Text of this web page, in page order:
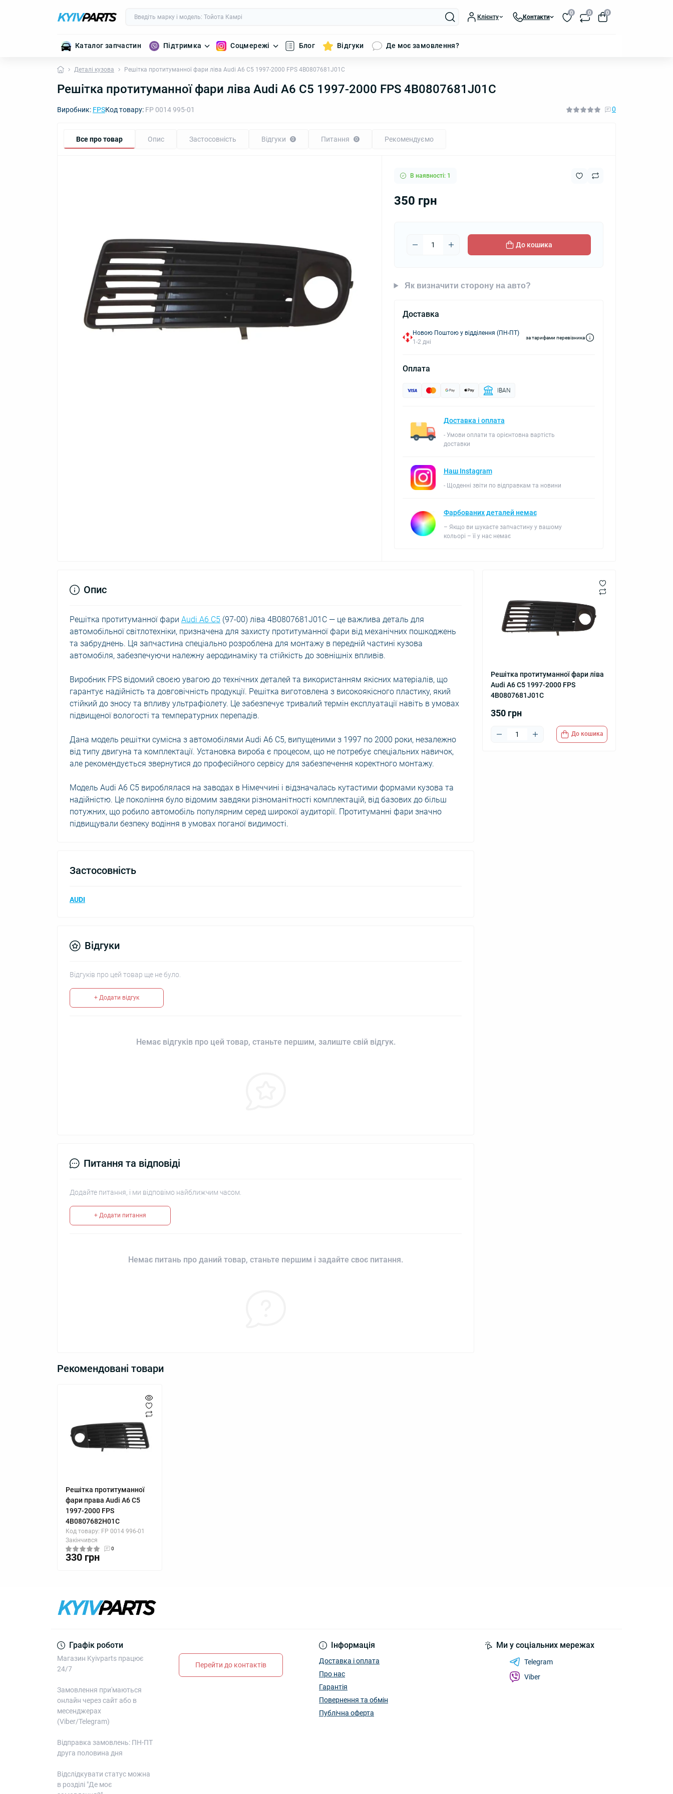
Клієнту Контакти
0 0 0
Каталог запчастин Підтримка Соцмережі Блог Відгуки Де моє замовлення?
Деталі кузова Решітка протитуманної фари ліва Audi A6 C5 1997-2000 FPS 4B0807681J01C
Решітка протитуманної фари ліва Audi A6 C5 1997-2000 FPS 4B0807681J01C
Виробник: FPSКод товару: FP 0014 995-01 0
Все про товар Опис Застосовність Відгуки 0 Питання 0 Рекомендуємо
В наявності: 1
350 грн
До кошика
Як визначити сторону на авто?
Доставка
Новою Поштою у відділення (ПН-ПТ)
1-2 дні
за тарифами перевізника
Оплата
IBAN
Доставка і оплата
- Умови оплати та орієнтовна вартість
доставки
Наш Instagram
- Щоденні звіти по відправкам та новини
Фарбованих деталей немає
– Якщо ви шукаєте запчастину у вашому
кольорі – її у нас немає
Решітка протитуманної фари ліва
Audi A6 C5 1997-2000 FPS
4B0807681J01C
350 грн
До кошика
Опис
Решітка протитуманної фари Audi A6 C5 (97-00) ліва 4B0807681J01C — це важлива деталь для
автомобільної світлотехніки, призначена для захисту протитуманної фари від механічних пошкоджень
та забруднень. Ця запчастина спеціально розроблена для монтажу в передній частині кузова
автомобіля, забезпечуючи належну аеродинаміку та стійкість до зовнішніх впливів.
Виробник FPS відомий своєю увагою до технічних деталей та використанням якісних матеріалів, що
гарантує надійність та довговічність продукції. Решітка виготовлена з високоякісного пластику, який
стійкий до зносу та впливу ультрафіолету. Це забезпечує тривалий термін експлуатації навіть в умовах
підвищеної вологості та температурних перепадів.
Дана модель решітки сумісна з автомобілями Audi A6 C5, випущеними з 1997 по 2000 роки, незалежно
від типу двигуна та комплектації. Установка вироба є процесом, що не потребує спеціальних навичок,
але рекомендується звернутися до професійного сервісу для забезпечення коректного монтажу.
Модель Audi A6 C5 вироблялася на заводах в Німеччині і відзначалась кутастими формами кузова та
надійністю. Це покоління було відомим завдяки різноманітності комплектацій, від базових до більш
потужних, що робило автомобіль популярним серед широкої аудиторії. Протитуманні фари значно
підвищували безпеку водіння в умовах поганої видимості.
Застосовність
AUDI
Відгуки
Відгуків про цей товар ще не було.
+ Додати відгук
Немає відгуків про цей товар, станьте першим, залиште свій відгук.
Питання та відповіді
Додайте питання, і ми відповімо найближчим часом.
+ Додати питання
Немає питань про даний товар, станьте першим і задайте своє питання.
Рекомендовані товари
Решітка протитуманної
фари права Audi A6 C5
1997-2000 FPS
4B0807682H01C
Код товару: FP 0014 996-01
Закінчився
0
330 грн
Графік роботи
Магазин Kyivparts працює
24/7
Замовлення при'маються
онлайн через сайт або в
месенджерах
(Viber/Telegram)
Відправка замовлень: ПН-ПТ
друга половина дня
Відслідкувати статус можна
в розділі "Де моє
Перейти до контактів
Інформація
Доставка і оплата
Про нас
Гарантія
Повернення та обмін
Публічна оферта
Ми у соціальних мережах
Telegram
Viber